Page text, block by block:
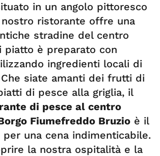
in un angolo pittoresco
ristorante offre una
stradine del centro
piatto è preparato con
ingredienti locali di
siate amanti dei frutti di
di pesce alla griglia, il
di pesce al centro
Fiumefreddo Bruzio è il
per una cena indimenticabile.
la nostra ospitalità e la